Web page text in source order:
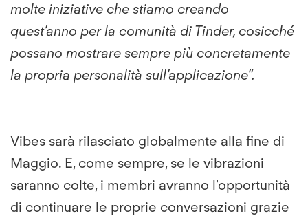
molte iniziative che stiamo creando
quest’anno per la comunità di Tinder, cosicché
possano mostrare sempre più concretamente
la propria personalità sull’applicazione”.
Vibes sarà rilasciato globalmente alla fine di
Maggio. E, come sempre, se le vibrazioni
saranno colte, i membri avranno l'opportunità
di continuare le proprie conversazioni grazie